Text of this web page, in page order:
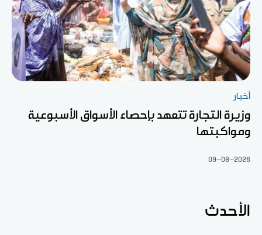
أخبار
وزيرة التجارة تتعهد بإحصاء الأسواق الأسبوعية
ومواكبتها
09-08-2026
الأحدث